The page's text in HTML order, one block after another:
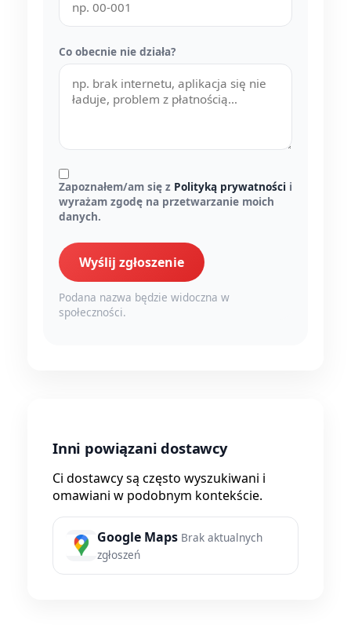
Co obecnie nie działa?
Zapoznałem/am się z Polityką prywatności i
wyrażam zgodę na przetwarzanie moich
danych.
Wyślij zgłoszenie
Podana nazwa będzie widoczna w
społeczności.
Inni powiązani dostawcy
Ci dostawcy są często wyszukiwani i
omawiani w podobnym kontekście.
Google Maps Brak aktualnych
zgłoszeń